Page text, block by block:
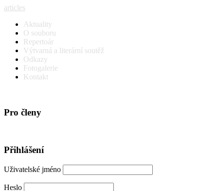
articles
Aktuality
O souboru
Repertoár
Výtvarná a literární soutěž
Odkazy
Fotogalerie
Kontakt
Pro členy
Přihlášení
Uživatelské jméno
Heslo